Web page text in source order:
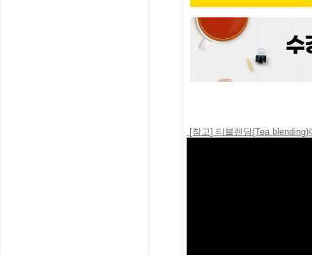
[참고] 티블렌딩(Tea blending)